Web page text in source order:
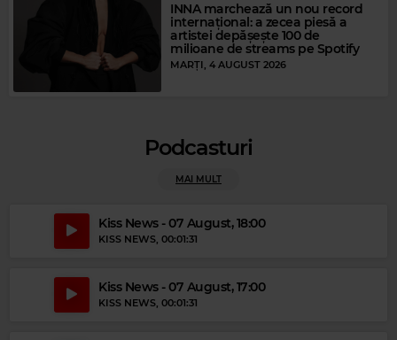
INNA marchează un nou record
internațional: a zecea piesă a
artistei depășește 100 de
milioane de streams pe Spotify
MARȚI, 4 AUGUST 2026
Podcasturi
MAI MULT
Kiss News - 07 August, 18:00
KISS NEWS, 00:01:31
Kiss News - 07 August, 17:00
KISS NEWS, 00:01:31